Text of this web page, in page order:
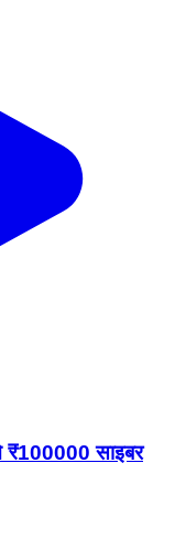
₹100000 साइबर